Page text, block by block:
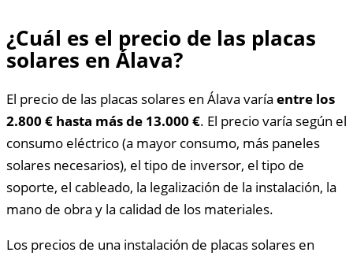
¿Cuál es el precio de las placas
solares en Álava?
El precio de las placas solares en Álava varía entre los
2.800 € hasta más de 13.000 €. El precio varía según el
consumo eléctrico (a mayor consumo, más paneles
solares necesarios), el tipo de inversor, el tipo de
soporte, el cableado, la legalización de la instalación, la
mano de obra y la calidad de los materiales.
Los precios de una instalación de placas solares en